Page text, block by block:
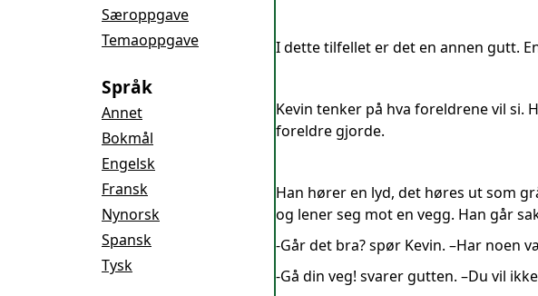
Særoppgave
Temaoppgave
Språk
Annet
Bokmål
Engelsk
Fransk
Nynorsk
Spansk
Tysk
I dette tilfellet er det en annen gutt.
Kevin tenker på hva foreldrene vil si.
foreldre gjorde.
Han hører en lyd, det høres ut som
og lener seg mot en vegg. Han går
-Går det bra? spør Kevin. –Har noen
-Gå din veg! svarer gutten. –Du vil